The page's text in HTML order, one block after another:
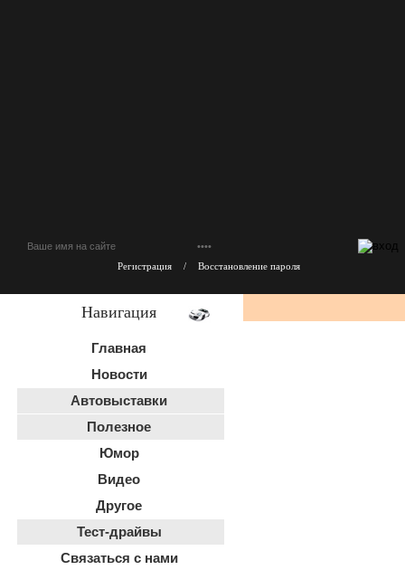
Регистрация / Восстановление пароля
Навигация
Главная
Новости
Автовыставки
Полезное
Юмор
Видео
Другое
Тест-драйвы
Связаться с нами